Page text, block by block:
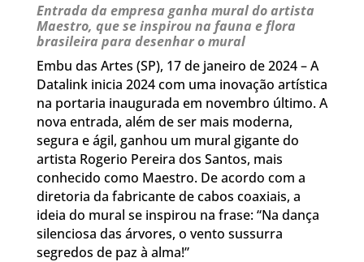
Entrada da empresa ganha mural do artista
Maestro, que se inspirou na fauna e flora
brasileira para desenhar o mural
Embu das Artes (SP), 17 de janeiro de 2024 – A
Datalink inicia 2024 com uma inovação artística
na portaria inaugurada em novembro último. A
nova entrada, além de ser mais moderna,
segura e ágil, ganhou um mural gigante do
artista Rogerio Pereira dos Santos, mais
conhecido como Maestro. De acordo com a
diretoria da fabricante de cabos coaxiais, a
ideia do mural se inspirou na frase: “Na dança
silenciosa das árvores, o vento sussurra
segredos de paz à alma!”